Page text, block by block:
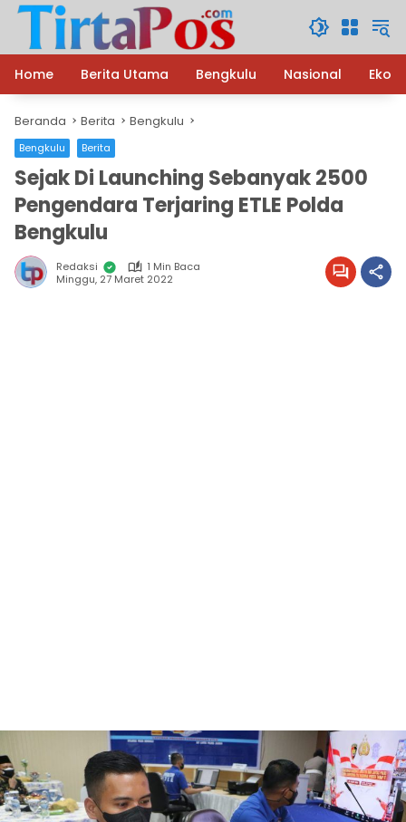
Langsung
konten
Home
Berita Utama Bengkulu Nasional
Beranda Berita Bengkulu
Bengkulu Berita
Sejak Di Launching Sebanyak 2500
Pengendara Terjaring ETLE Polda
Bengkulu
Redaksi
1 Min Baca
Minggu, 27 Maret 2022